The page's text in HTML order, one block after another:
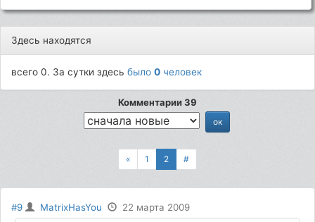
Здесь находятся
всего 0. За сутки здесьбыло0 человек
Комментарии 39
« 1 2 #
#9 MatrixHasYou 22 марта 2009